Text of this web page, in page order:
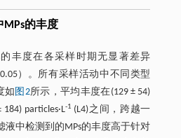
MPs的丰度
丰度在各采样时期无显著差异
）。所有采样活动中不同类型
如 图2所示，平均丰度在(129 ± 54)
184) particles·L-1 (L4)之间，跨越一
液中检测到的MPs的丰度高于针对